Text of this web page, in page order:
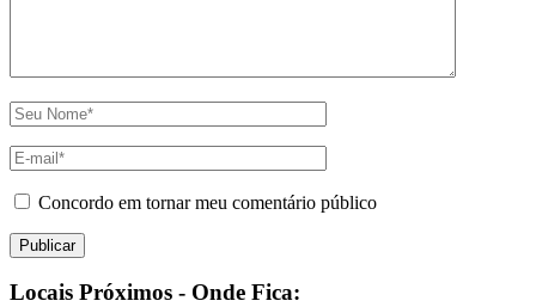
Concordo em tornar meu comentário público
Locais Próximos - Onde Fica: